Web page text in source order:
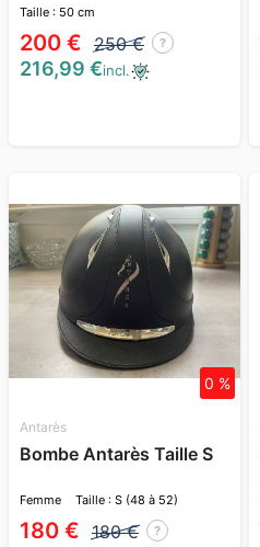
Taille : 50 cm
200 € 250 € ?
216,99 €incl.
Antarès
Bombe Antarès Taille S
Femme Taille : S (48 à 52)
180 € 180 € ?
0 %